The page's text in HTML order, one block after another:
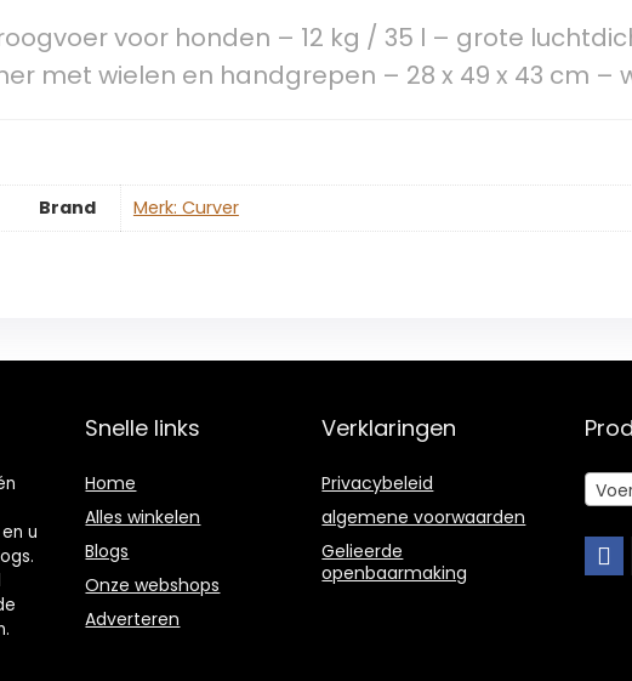
voor honden – 12 kg / 35 l – grote
met wielen en handgrepen – 28 x 49 x 43 cm –
Brand Merk: Curver
u
Snelle links
Home
Alles winkelen
Blogs
Onze webshops
Adverteren
Verklaringen
Privacybeleid
algemene voorwaarden
Gelieerde
openbaarmaking